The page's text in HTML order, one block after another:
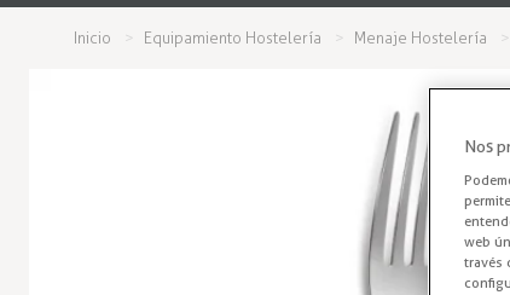
Inicio Equipamiento Hostelería Menaje Hostelería
Nos
web
través